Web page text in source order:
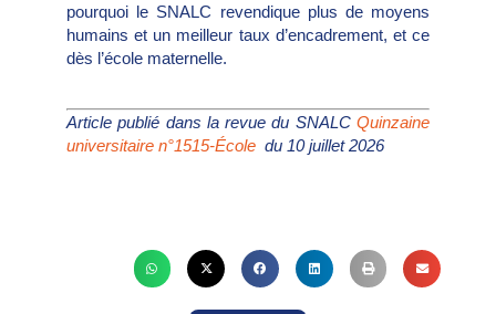
pourquoi le SNALC revendique plus de moyens
humains et un meilleur taux d’encadrement, et ce
dès l’école maternelle.
Article publié dans la revue du SNALC Quinzaine
universitaire n°1515-École du 10 juillet 2026